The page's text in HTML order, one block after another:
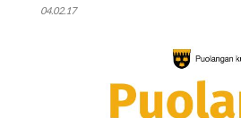
04.02.17